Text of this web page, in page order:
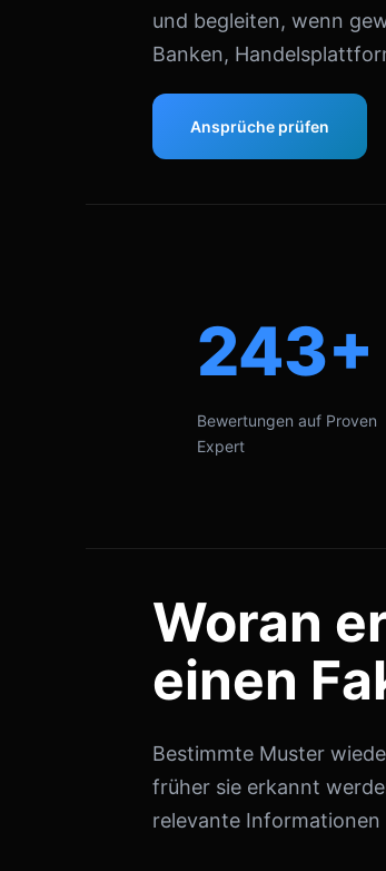
und begleiten, wenn
Banken,
Ansprüche prüfen
243+
Bewertungen auf Proven
Expert
Woran
einen
Bestimmte Muster
früher sie erkannt
relevante Informationen